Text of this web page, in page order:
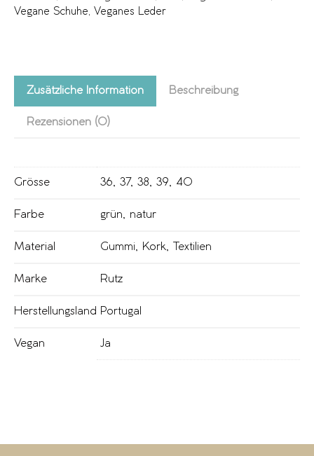
Vegane Schuhe, Veganes Leder
Zusätzliche Information Beschreibung
Rezensionen (0)
Grösse 36 37, 38 39 40
Farbe grün natur
Material Gummi Kork Textilien
Marke Rutz
Herstellungsland Portugal
Vegan Ja